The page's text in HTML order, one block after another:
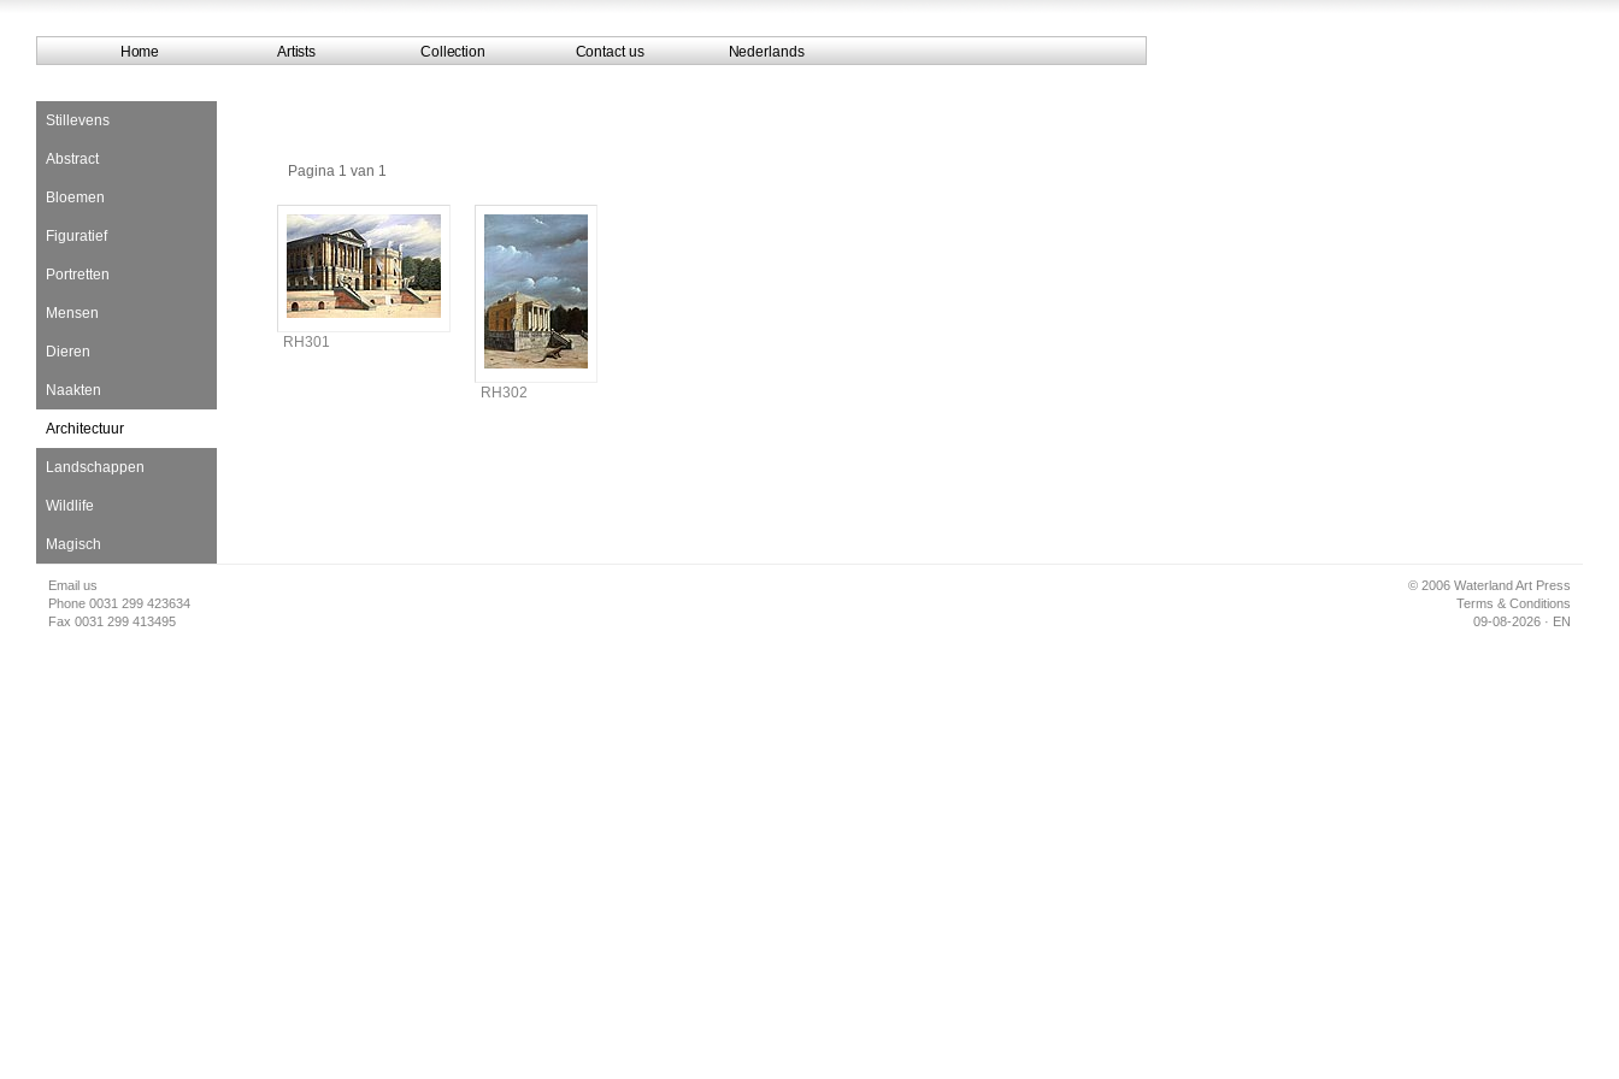
Home Artists Collection Contact us Nederlands
Stillevens
Abstract
Bloemen
Figuratief
Portretten
Mensen
Dieren
Naakten
Architectuur
Landschappen
Wildlife
Magisch
Pagina 1 van 1
RH301
RH302
Email us
Phone 0031 299 423634
Fax 0031 299 413495
© 2006 Waterland Art Press
Terms & Conditions
09-08-2026 · EN